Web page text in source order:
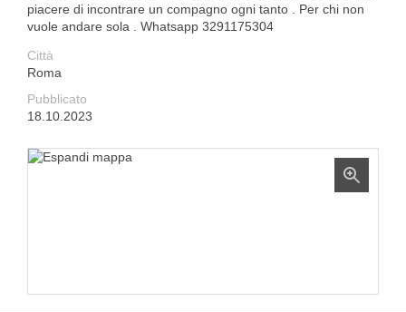
piacere di incontrare un compagno ogni tanto . Per chi non
vuole andare sola . Whatsapp 3291175304
Città
Roma
Pubblicato
18.10.2023